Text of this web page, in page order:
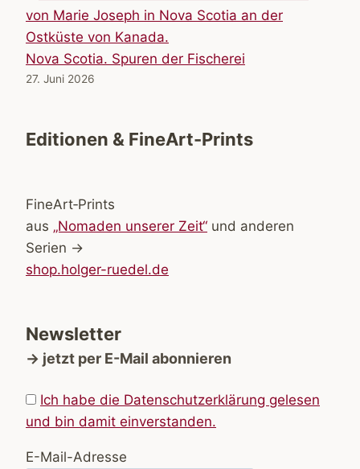
Nova Scotia. Spuren der Fischerei
27. Juni 2026
Editionen & FineArt-Prints
FineArt‑Prints
aus „Nomaden unserer Zeit“ und anderen
Serien →
shop.holger-ruedel.de
Newsletter
→ jetzt per E-Mail abonnieren
Ich habe die Datenschutzerklärung gelesen
und bin damit einverstanden.
E-Mail-Adresse